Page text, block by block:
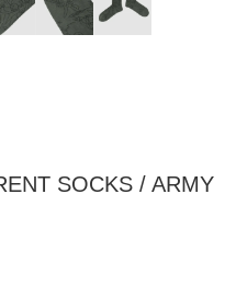
SOCKS / ARMY